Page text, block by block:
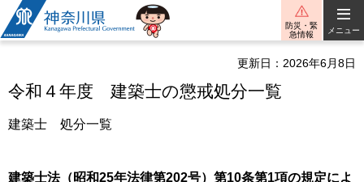
神奈川県
防災・緊
急情報
メニュー
更新日：2026年6月8日
令和４年度 建築士の懲戒処分一覧
建築士 処分一覧
建築士法（昭和25年法律第202号）第10条第1項の規定によ